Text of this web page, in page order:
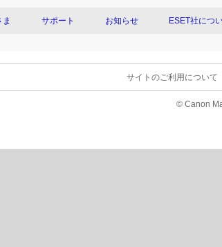
サポート お知らせ ESET社につ
サイトのご利用について
© Canon